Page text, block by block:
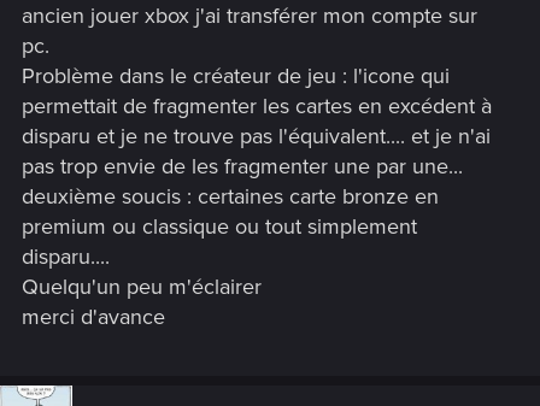
ancien jouer xbox j'ai transférer mon compte sur
pc.
Problème dans le créateur de jeu : l'icone qui
permettait de fragmenter les cartes en excédent à
disparu et je ne trouve pas l'équivalent.... et je n'ai
pas trop envie de les fragmenter une par une...
deuxième soucis : certaines carte bronze en
premium ou classique ou tout simplement
disparu....
Quelqu'un peu m'éclairer
merci d'avance